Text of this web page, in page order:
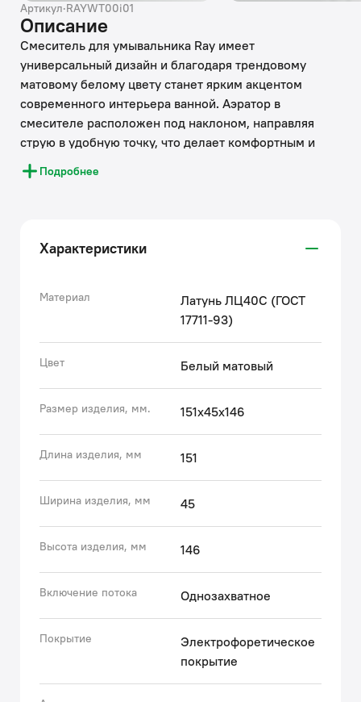
Артикул·RAYWT00i01
Описание
Смеситель для умывальника Ray имеет
универсальный дизайн и благодаря трендовому
матовому белому цвету станет ярким акцентом
современного интерьера ванной. Аэратор в
смесителе расположен под наклоном, направляя
струю в удобную точку, что делает комфортным и
мытье рук, и наполнение больших емкостей.
изменениям давления и перепадам температуры
воды.
регулировки температуры и напора воды — за счет
качественного керамического картриджа Softap.
поток воды без разбрызгивания, а за счет
встроенного ограничителя потока воды способствует
ее экономии. Легко чистится от загрязнений,
ржавчины и известковых отложений: достаточно
провести по нему пальцем.
• Увеличенная длина гибкой подводки – не нужно
подключения.
Гарантия на смесители IDDIS® – 10 лет.
(с) Авторский текст, октябрь 2020 г.
Подробнее
Характеристики
Материал
Латунь ЛЦ40C (ГОСТ
17711-93)
Цвет Белый матовый
Размер изделия, мм. 151x45x146
Длина изделия, мм 151
Ширина изделия, мм 45
Высота изделия, мм 146
Включение потока Однозахватное
Покрытие
Электрофоретическое
покрытие